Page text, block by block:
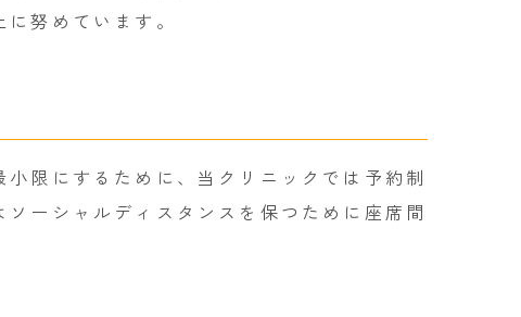
努めています。
限にするために、当クリニックでは予約制
ーシャルディスタンスを保つために座席間